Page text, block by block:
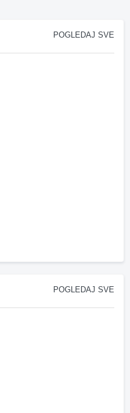
POGLEDAJ SVE
POGLEDAJ SVE